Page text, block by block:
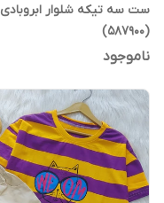
ست سه تیکه شلوار ابروبادی
(587900)
ناموجود